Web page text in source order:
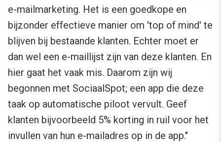
e-mailmarketing. Het is een goedkope en
bijzonder effectieve manier om 'top of mind' te
blijven bij bestaande klanten. Echter moet er
dan wel een e-maillijst zijn van deze klanten. En
hier gaat het vaak mis. Daarom zijn wij
begonnen met SociaalSpot; een app die deze
taak op automatische piloot vervult. Geef
klanten bijvoorbeeld 5% korting in ruil voor het
invullen van hun e-mailadres op in de app."